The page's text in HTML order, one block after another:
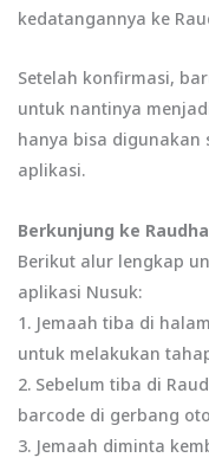
kedatangannya ke
Setelah konfirmasi,
untuk nantinya
hanya bisa digunakan
aplikasi.
Berkunjung ke
Berikut alur lengkap
aplikasi Nusuk:
1. Jemaah tiba di
untuk melakukan
2. Sebelum tiba di
barcode di gerbang
3. Jemaah diminta